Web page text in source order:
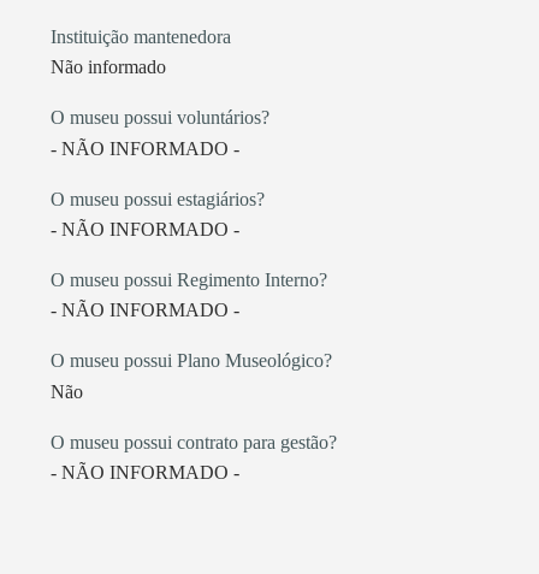
Instituição mantenedora
Não informado
O museu possui voluntários?
- NÃO INFORMADO -
O museu possui estagiários?
- NÃO INFORMADO -
O museu possui Regimento Interno?
- NÃO INFORMADO -
O museu possui Plano Museológico?
Não
O museu possui contrato para gestão?
- NÃO INFORMADO -